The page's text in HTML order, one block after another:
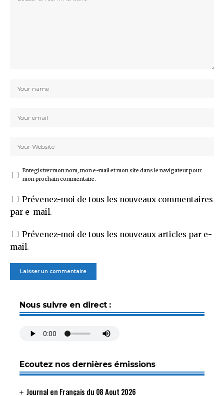
Enregistrer mon nom, mon e-mail et mon site dans le navigateur pour
mon prochain commentaire.
Prévenez-moi de tous les nouveaux commentaires
par e-mail.
Prévenez-moi de tous les nouveaux articles par e-
mail.
Nous suivre en direct :
Ecoutez nos dernières émissions
Journal en Français du 08 Aout 2026